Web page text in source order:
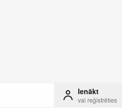
Ienākt
vai reģistrēties